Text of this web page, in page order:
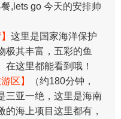
,lets go 今天的安排帅
这里是国家海洋保护
极其丰富，五彩的鱼
在这里都能看到哦！
区】
（约180分钟，
三亚一绝，这里是海南
海上项目这里都有，